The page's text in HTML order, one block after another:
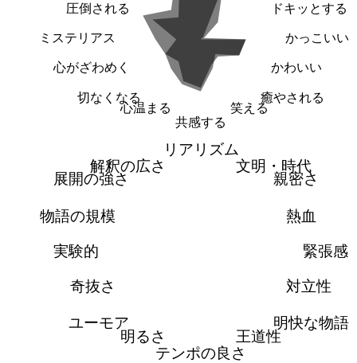
ドキッとする
かっこいい
かわいい
癒やされる
笑える
共感する
心温まる
切なくなる
心がざわめく
ミステリアス
圧倒される
リアリズム
文明・時代
親密さ
熱血
緊張感
対立性
明快な物語
王道性
テンポの良さ
明るさ
ユーモア
奇抜さ
実験的
物語の規模
展開の強さ
解釈の広さ